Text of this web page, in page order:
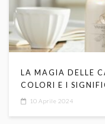
LA MAGIA DELLE
COLORI E I
10 Aprile 2024